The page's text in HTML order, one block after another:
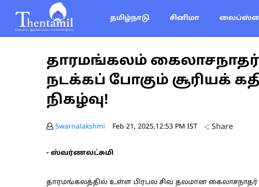
தமிழ்நாடு சினிமா
தாரமங்கலம்
நடக்கப் போகும் சூரியக்
நிகழ்வு!
Swarnalakshmi Feb 21, 2025,12:53 PM IST Share
- ஸ்வர்ணலட்சுமி
தாரமங்கலத்தில் உள்ள பிரபல சிவ தலமான கைலாசநாதர்